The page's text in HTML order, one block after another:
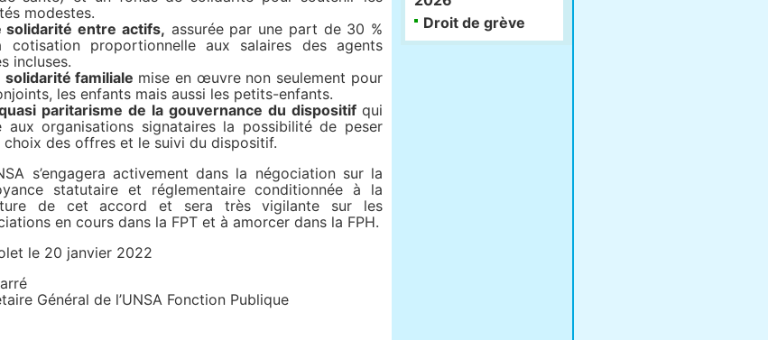
modestes.
solidarité entre actifs, assurée par une part de 30 %
cotisation proportionnelle aux salaires des agents
incluses.
solidarité familiale mise en œuvre non seulement pour
les enfants mais aussi les petits-enfants.
paritarisme de la gouvernance du dispositif qui
aux organisations signataires la possibilité de peser
choix des offres et le suivi du dispositif.
s’engagera activement dans la négociation sur la
statutaire et réglementaire conditionnée à la
de cet accord et sera très vigilante sur les
en cours dans la FPT et à amorcer dans la FPH.
le 20 janvier 2022
Général de l’UNSA Fonction Publique
Droit de grève